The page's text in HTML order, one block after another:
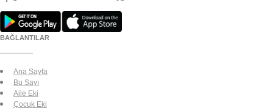
BAĞLANTILAR
Ana Sayfa
Bu Sayı
Aile Eki
Çocuk Eki